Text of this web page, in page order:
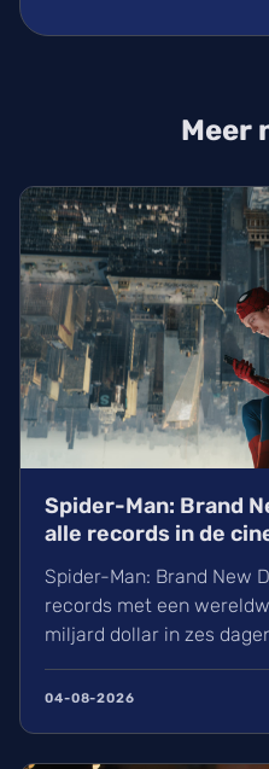
Meer
Spider-Man: Brand
alle records in de
Spider-Man: Brand New
records met een
miljard dollar in zes
en Zendaya haalt
Endgame in. Volgens
04-08-2026